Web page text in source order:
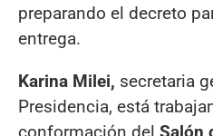
preparando el decreto
entrega.
Karina Milei, secretaria
Presidencia, está